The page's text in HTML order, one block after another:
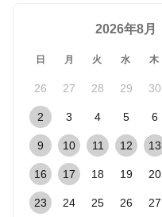
2026年8月
日 月 火 水 木
26 27 28 29 30
2 3 4 5 6
9 10 11 12 13
16 17 18 19 20
23 24 25 26 27